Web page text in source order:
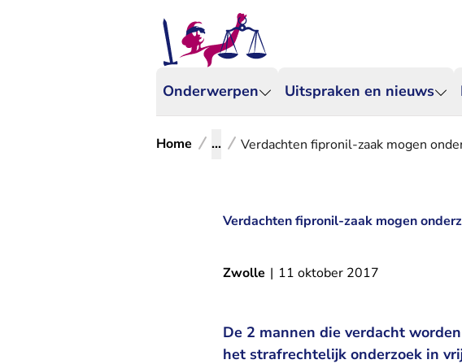
Onderwerpen Uitspraken en nieuws
Home ... Verdachten fipronil-zaak mogen
Verdachten fipronil-zaak mogen
Zwolle | 11 oktober 2017
De 2 mannen die verdacht
het strafrechtelijk onderzoek in